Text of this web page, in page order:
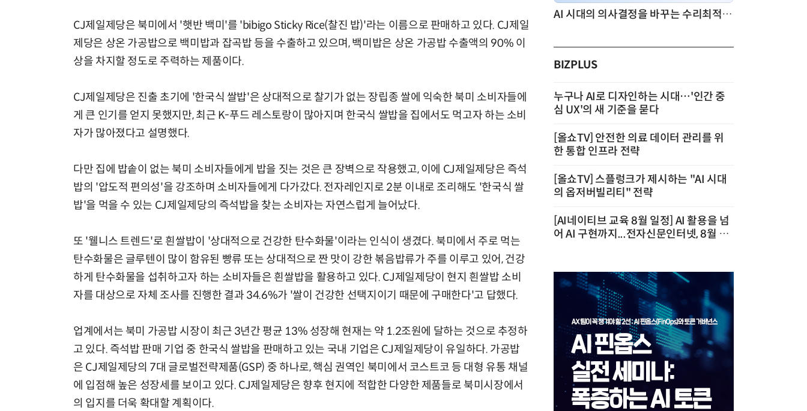
CJ제일제당은 북미에서 '햇반 백미'를 'bibigo Sticky Rice(찰진 밥)'라는 이름으로 판매하고 있다. CJ제일
제당은 상온 가공밥으로 백미밥과 잡곡밥 등을 수출하고 있으며, 백미밥은 상온 가공밥 수출액의 90% 이
상을 차지할 정도로 주력하는 제품이다.
CJ제일제당은 진출 초기에 '한국식 쌀밥'은 상대적으로 찰기가 없는 장립종 쌀에 익숙한 북미 소비자들에
게 큰 인기를 얻지 못했지만, 최근 K-푸드 레스토랑이 많아지며 한국식 쌀밥을 집에서도 먹고자 하는 소비
자가 많아졌다고 설명했다.
다만 집에 밥솥이 없는 북미 소비자들에게 밥을 짓는 것은 큰 장벽으로 작용했고, 이에 CJ제일제당은 즉석
밥의 '압도적 편의성'을 강조하며 소비자들에게 다가갔다. 전자레인지로 2분 이내로 조리해도 '한국식 쌀
밥'을 먹을 수 있는 CJ제일제당의 즉석밥을 찾는 소비자는 자연스럽게 늘어났다.
또 '웰니스 트렌드'로 흰쌀밥이 '상대적으로 건강한 탄수화물'이라는 인식이 생겼다. 북미에서 주로 먹는
탄수화물은 글루텐이 많이 함유된 빵류 또는 상대적으로 짠 맛이 강한 볶음밥류가 주를 이루고 있어, 건강
하게 탄수화물을 섭취하고자 하는 소비자들은 흰쌀밥을 활용하고 있다. CJ제일제당이 현지 흰쌀밥 소비
자를 대상으로 자체 조사를 진행한 결과 34.6%가 '쌀이 건강한 선택지이기 때문에 구매한다'고 답했다.
업계에서는 북미 가공밥 시장이 최근 3년간 평균 13% 성장해 현재는 약 1.2조원에 달하는 것으로 추정하
고 있다. 즉석밥 판매 기업 중 한국식 쌀밥을 판매하고 있는 국내 기업은 CJ제일제당이 유일하다. 가공밥
은 CJ제일제당의 7대 글로벌전략제품(GSP) 중 하나로, 핵심 권역인 북미에서 코스트코 등 대형 유통 채널
에 입점해 높은 성장세를 보이고 있다. CJ제일제당은 향후 현지에 적합한 다양한 제품들로 북미시장에서
의 입지를 더욱 확대할 계획이다.
AI 시대의 의사결정을 바꾸는 수리최적화(Optimization): 실제 산업 적용 사례와 활용 전략
BIZPLUS
누구나 AI로 디자인하는 시대…'인간 중
심 UX'의 새 기준을 묻다
[올쇼TV] 안전한 의료 데이터 관리를 위
한 통합 인프라 전략
[올쇼TV] 스플렁크가 제시하는 "AI 시대
의 옵저버빌리티" 전략
[AI네이티브 교육 8월 일정] AI 활용을 넘
어 AI 구현까지...전자신문인터넷, 8월 실